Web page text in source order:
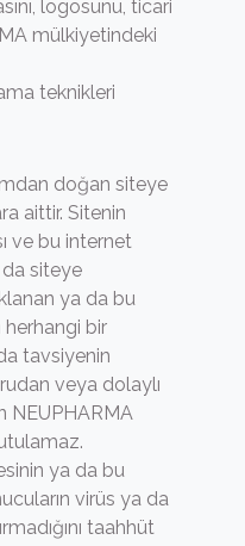
logosunu, ticari
mülkiyetindeki
teknikleri
doğan siteye
aittir. Sitenin
ve bu internet
da siteye
ya da bu
bir
tavsiyenin
veya dolaylı
NEUPHARMA
ya da bu
virüs ya da
taahhüt